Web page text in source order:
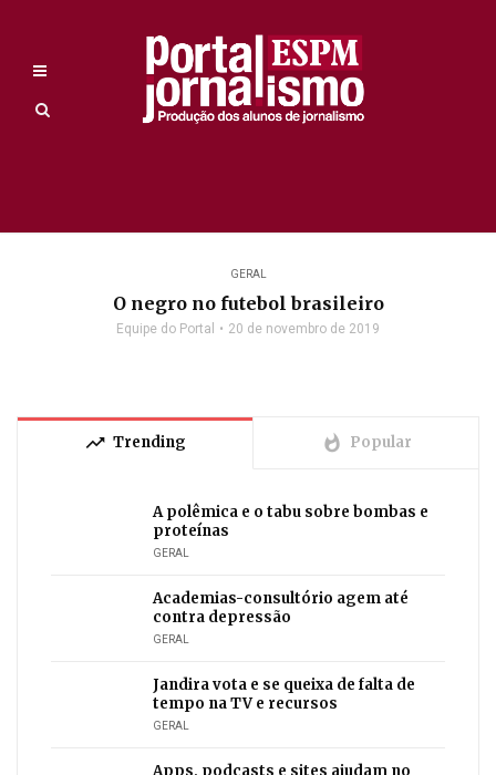
GERAL
O negro no futebol brasileiro
Equipe do Portal 20 de novembro de 2019
trending_up Trending whatshot Popular
A polêmica e o tabu sobre bombas e
proteínas
GERAL
Academias-consultório agem até
contra depressão
GERAL
Jandira vota e se queixa de falta de
tempo na TV e recursos
GERAL
Apps, podcasts e sites ajudam no